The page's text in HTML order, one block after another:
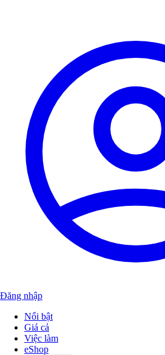
Đăng nhập
Nổi bật
Giá cả
Việc làm
eShop